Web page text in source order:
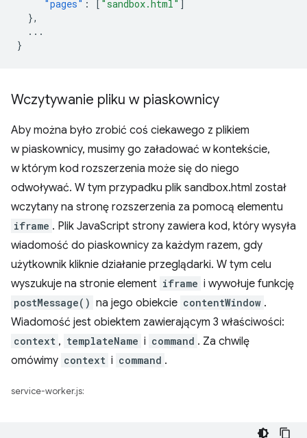
"pages" : [ "sandbox.html"
},
...
}
Wczytywanie pliku w piaskownicy
Aby można było zrobić coś ciekawego z plikiem
w piaskownicy, musimy go załadować w kontekście,
w którym kod rozszerzenia może się do niego
odwoływać. W tym przypadku plik sandbox.html został
wczytany na stronę rozszerzenia za pomocą elementu
iframe . Plik JavaScript strony zawiera kod, który wysyła
wiadomość do piaskownicy za każdym razem, gdy
użytkownik kliknie działanie przeglądarki. W tym celu
wyszukuje na stronie element iframe i wywołuje funkcję
postMessage() na jego obiekcie contentWindow .
Wiadomość jest obiektem zawierającym 3 właściwości:
context , templateName i command . Za chwilę
omówimy context i command .
service-worker.js: